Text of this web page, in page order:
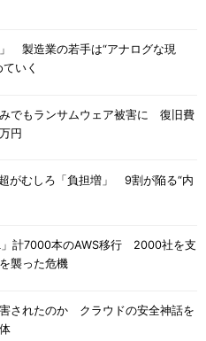
」 製造業の若手は“アナログな現
いく
でもランサムウェア被害に 復旧費
円
がむしろ「負担増」 9割が陥る“内
」計7000本のAWS移行 2000社を支
襲った危機
されたのか クラウドの安全神話を